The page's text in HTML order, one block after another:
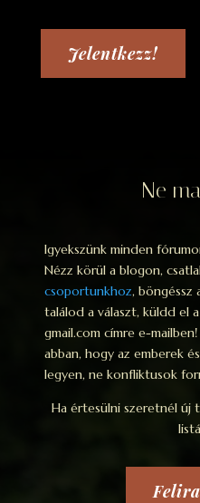
Jelentkezz!
Ne
Igyekszünk minden
Nézz körül a blogon,
csoportunkhoz, böngéssz
találod a választ, küldd el
gmail.com címre e-
abban, hogy az emberek
legyen, ne konfliktusok
Ha értesülni szeretnél új